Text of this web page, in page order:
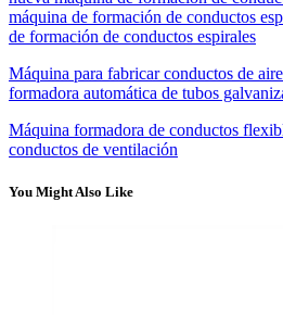
máquina de formación de conductos
de formación de conductos espirales
Máquina para fabricar conductos de
formadora automática de tubos
Máquina formadora de conductos
conductos de ventilación
You Might Also Like